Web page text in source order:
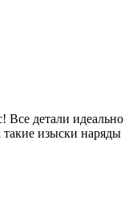
Все детали идеально
изыски наряды